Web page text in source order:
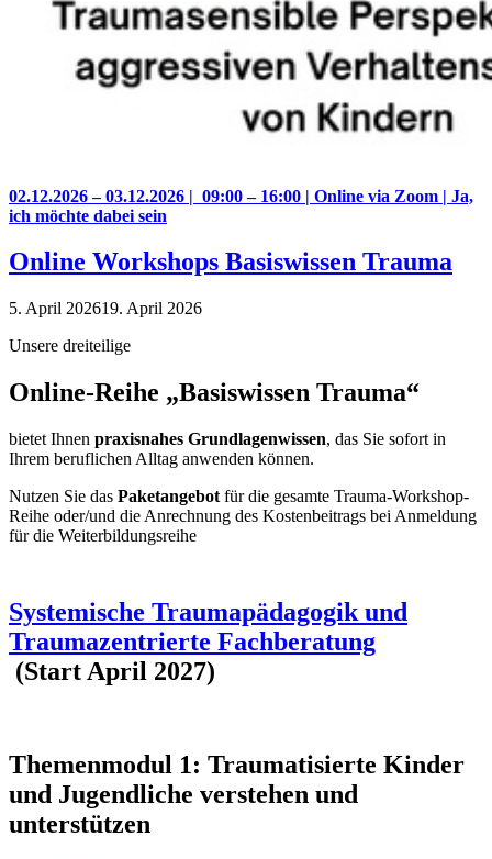
02.12.2026 – 03.12.2026 | 09:00 – 16:00 | Online via Zoom | Ja,
ich möchte dabei sein
Online Workshops Basiswissen Trauma
5. April 202619. April 2026
Unsere dreiteilige
Online-Reihe „Basiswissen Trauma“
bietet Ihnen praxisnahes Grundlagenwissen, das Sie sofort in
Ihrem beruflichen Alltag anwenden können.
Nutzen Sie das Paketangebot für die gesamte Trauma-Workshop-
Reihe oder/und die Anrechnung des Kostenbeitrags bei Anmeldung
für die Weiterbildungsreihe
Systemische Traumapädagogik und
Traumazentrierte Fachberatung
(Start April 2027)
Themenmodul 1: Traumatisierte Kinder
und Jugendliche verstehen und
unterstützen